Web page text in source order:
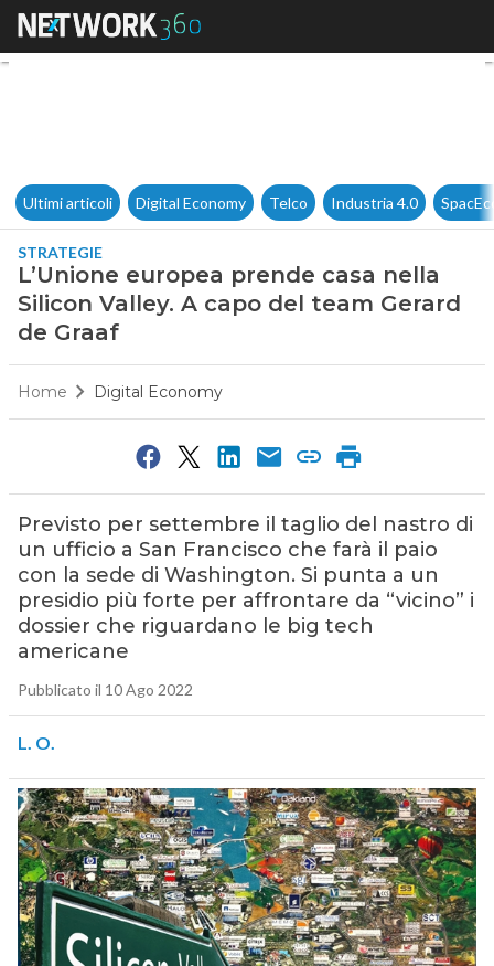
L’Unione europea prende
Ultimi articoli Digital Economy Telco Industria 4.0
STRATEGIE
L’Unione europea prende casa nella
Silicon Valley. A capo del team Gerard
de Graaf
Home Digital Economy
Previsto per settembre il taglio del nastro di
un ufficio a San Francisco che farà il paio
con la sede di Washington. Si punta a un
presidio più forte per affrontare da “vicino” i
dossier che riguardano le big tech
americane
Pubblicato il 10 Ago 2022
L. O.